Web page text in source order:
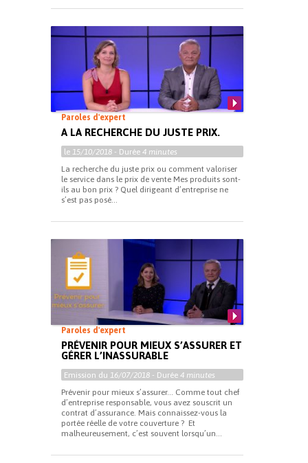
Paroles d'expert
A LA RECHERCHE DU JUSTE PRIX.
le 15/10/2018 - Durée 4 minutes
La recherche du juste prix ou comment valoriser
le service dans le prix de vente Mes produits sont-
ils au bon prix ? Quel dirigeant d’entreprise ne
s’est pas posé...
Paroles d'expert
PRÉVENIR POUR MIEUX S’ASSURER ET
GÉRER L’INASSURABLE
Emission du 16/07/2018 - Durée 4 minutes
Prévenir pour mieux s’assurer… Comme tout chef
d’entreprise responsable, vous avez souscrit un
contrat d’assurance. Mais connaissez-vous la
portée réelle de votre couverture ? Et
malheureusement, c’est souvent lorsqu’un...